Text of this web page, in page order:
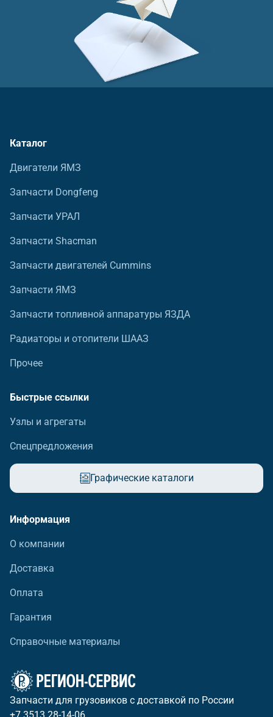
Каталог
Двигатели ЯМЗ
Запчасти Dongfeng
Запчасти УРАЛ
Запчасти Shacman
Запчасти двигателей Cummins
Запчасти ЯМЗ
Запчасти топливной аппаратуры ЯЗДА
Радиаторы и отопители ШААЗ
Прочее
Быстрые ссылки
Узлы и агрегаты
Спецпредложения
Графические каталоги
Информация
О компании
Доставка
Оплата
Гарантия
Справочные материалы
Запчасти для грузовиков с доставкой по России